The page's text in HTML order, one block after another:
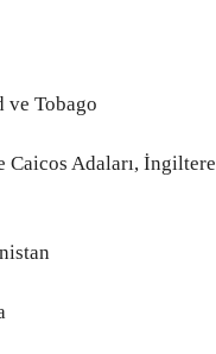
ve Tobago
Caicos Adaları, İngiltere